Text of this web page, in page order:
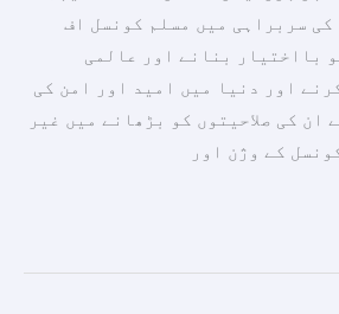
کی سربراہی میں مسلم کونسل اف
بااختیار بنانے اور عالمی
اور دنیا میں امید اور امن کی
ان کی صلاحیتوں کو بڑھانے میں غیر
کے وژن اور